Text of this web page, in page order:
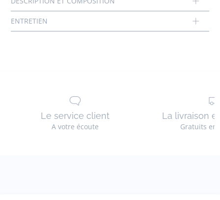
Réf : 2034709
Le service client
A votre écoute
La livraison
Gratuits en